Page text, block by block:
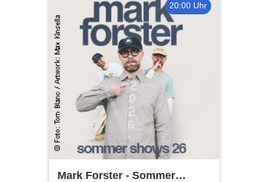
20:00 Uhr
Mark Forster - Sommer